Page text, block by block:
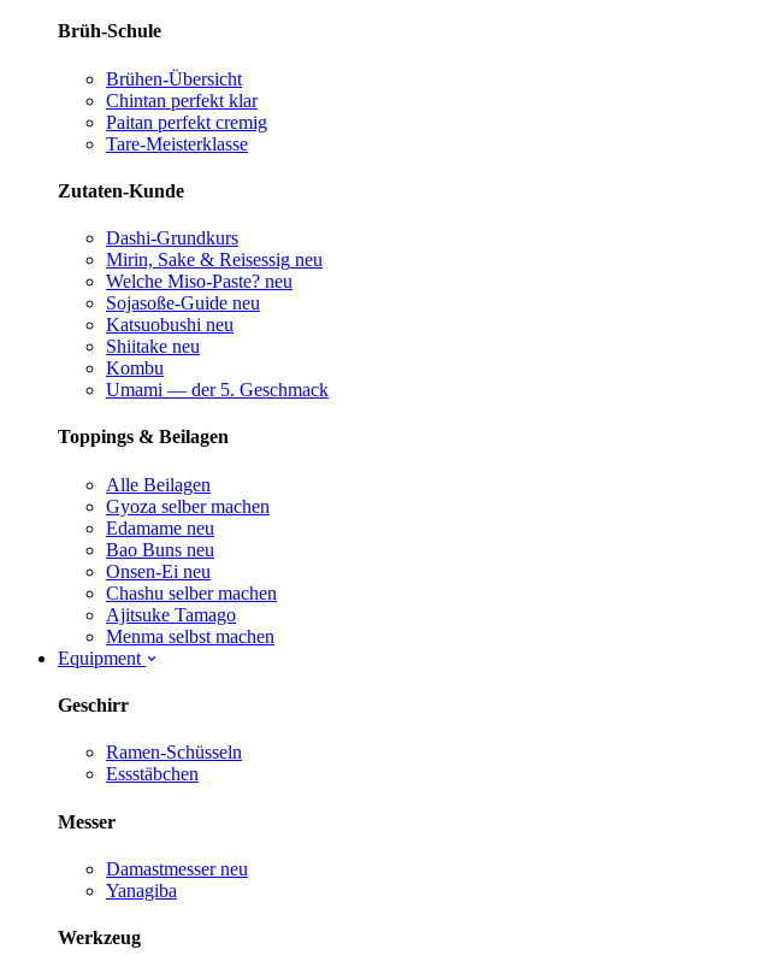
Brüh-Schule
Brühen-Übersicht
Chintan perfekt klar
Paitan perfekt cremig
Tare-Meisterklasse
Zutaten-Kunde
Dashi-Grundkurs
Mirin, Sake & Reisessig neu
Welche Miso-Paste? neu
Sojasoße-Guide neu
Katsuobushi neu
Shiitake neu
Kombu
Umami — der 5. Geschmack
Toppings & Beilagen
Alle Beilagen
Gyoza selber machen
Edamame neu
Bao Buns neu
Onsen-Ei neu
Chashu selber machen
Ajitsuke Tamago
Menma selbst machen
Equipment
Geschirr
Ramen-Schüsseln
Essstäbchen
Messer
Damastmesser neu
Yanagiba
Werkzeug